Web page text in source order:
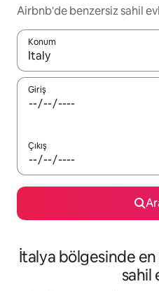
Airbnb'de benzersiz sahil
Konum
Sonuçlar kullanılabilir
Giriş
Çıkış
İtalya bölgesinde en
sahil